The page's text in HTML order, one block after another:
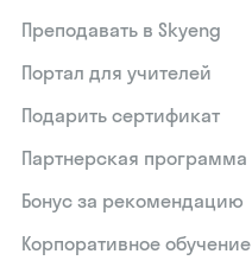
Преподавать в Skyeng
Портал для учителей
Подарить сертификат
Партнерская программа
Бонус за рекомендацию
Корпоративное обучение